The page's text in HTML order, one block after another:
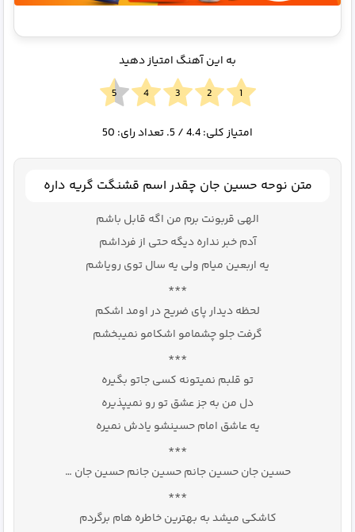
به این آهنگ امتیاز دهید
امتیاز کلی:4.4/ 5. تعداد رای: 50
متن نوحه حسین جان چقدر اسم قشنگت گریه داره
الهی قربونت برم من اگه قابل باشم
آدم خبر نداره دیگه حتی از فرداشم
یه اربعین میام ولی یه سال توی رویاشم
***
لحظه دیدار پای ضریح در اومد اشکم
گرفت جلو چشمامو اشکامو نمیبخشم
***
تو قلبم نمیتونه کسی جاتو بگیره
دل من به جز عشق تو رو نمیپذیره
یه عاشق امام حسینشو یادش نمیره
***
حسین جان حسین جانم حسین جانم حسین جان …
***
کاشکی میشد به بهترین خاطره هام برگردم